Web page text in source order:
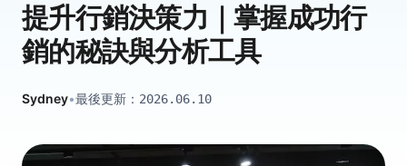
提升行銷決策力｜掌握成功行
銷的秘訣與分析工具
Sydney•最後更新： 2026.06.10